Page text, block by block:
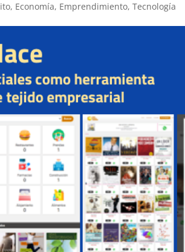
, Economía, Emprendimiento,Tecnología